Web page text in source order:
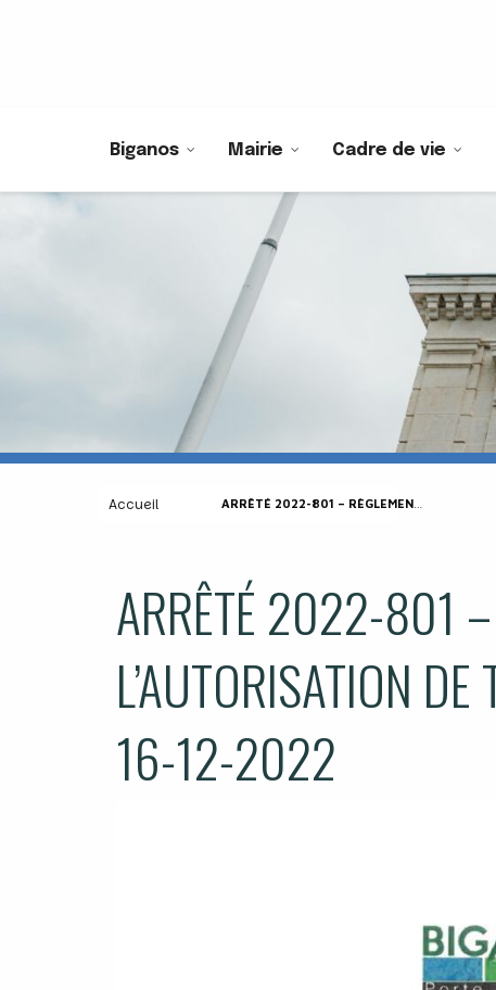
Biganos Mairie Cadre de vie
Accueil ARRÊTÉ 2022-801 – RÈGLEMENTANT L’AUTORISATION DE TIRS D’ARTIFICES – LE 16-12-2022
ARRÊTÉ 2022-801 –
L’AUTORISATION
16-12-2022